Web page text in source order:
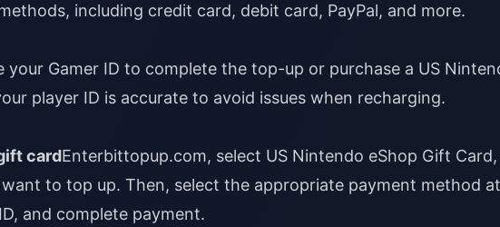
including credit card, debit card, PayPal, and more.
your Gamer ID to complete the top-up or purchase a US
player ID is accurate to avoid issues when recharging.
cardEnterbittopup.com, select US Nintendo eShop Gift Card,
to top up. Then, select the appropriate payment method at
and complete payment.